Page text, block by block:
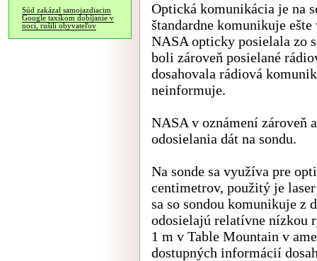
Súd zakázal samojazdiacim
Google taxíkom dobíjanie v
noci, rušili obyvateľov
Optická komunikácia je na
štandardne komunikuje
NASA opticky posielala zo
boli zároveň posielané
dosahovala rádiová
neinformuje.
NASA v oznámení zároveň
odosielania dát na sondu.
Na sonde sa využíva pre
centimetrov, použitý je
sa so sondou komunikuje z
odosielajú relatívne nízkou
1 m v Table Mountain v
dostupných informácií